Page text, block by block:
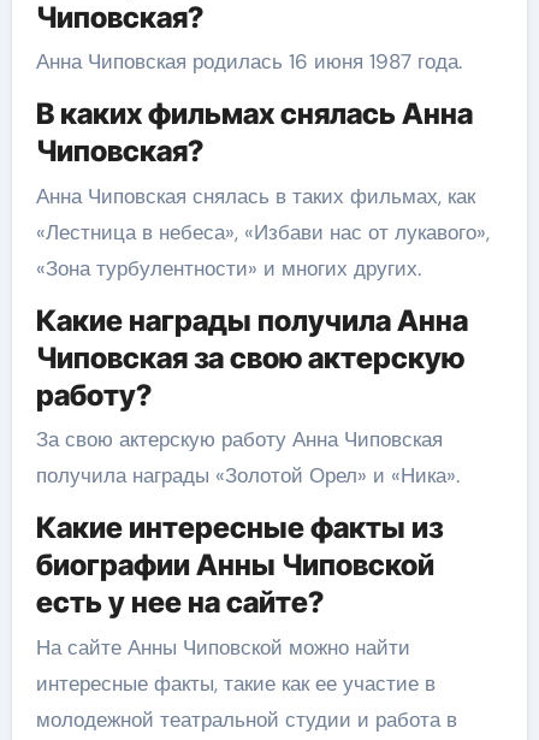
Чиповская?
Анна Чиповская родилась 16 июня 1987 года.
В каких фильмах снялась Анна
Чиповская?
Анна Чиповская снялась в таких фильмах, как
«Лестница в небеса», «Избави нас от лукавого»,
«Зона турбулентности» и многих других.
Какие награды получила Анна
Чиповская за свою актерскую
работу?
За свою актерскую работу Анна Чиповская
получила награды «Золотой Орел» и «Ника».
Какие интересные факты из
биографии Анны Чиповской
есть у нее на сайте?
На сайте Анны Чиповской можно найти
интересные факты, такие как ее участие в
молодежной театральной студии и работа в